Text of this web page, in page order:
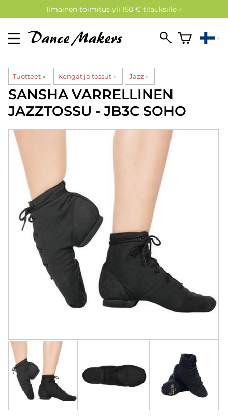
Ilmainen toimitus yli 150 € tilauksille »
Tuotteet‪» Kengät ja tossut ‪» Jazz ‪»
SANSHA VARRELLINEN
JAZZTOSSU - JB3C SOHO